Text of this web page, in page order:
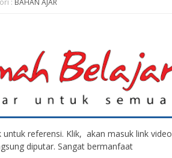
: BAHAN AJAR
referensi. Klik, akan masuk link video
diputar. Sangat bermanfaat